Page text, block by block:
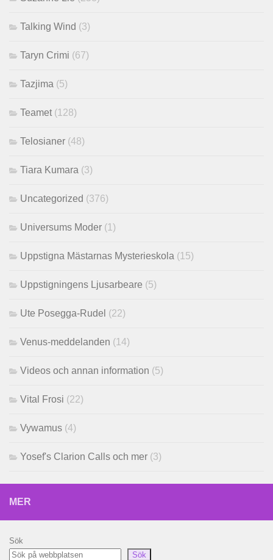
Talking Wind (3)
Taryn Crimi (67)
Tazjima (5)
Teamet (128)
Telosianer (48)
Tiara Kumara (3)
Uncategorized (376)
Universums Moder (1)
Uppstigna Mästarnas Mysterieskola (15)
Uppstigningens Ljusarbeare (5)
Ute Posegga-Rudel (22)
Venus-meddelanden (14)
Videos och annan information (5)
Vital Frosi (22)
Vywamus (4)
Yosef's Clarion Calls och mer (3)
MER
Sök
Sök